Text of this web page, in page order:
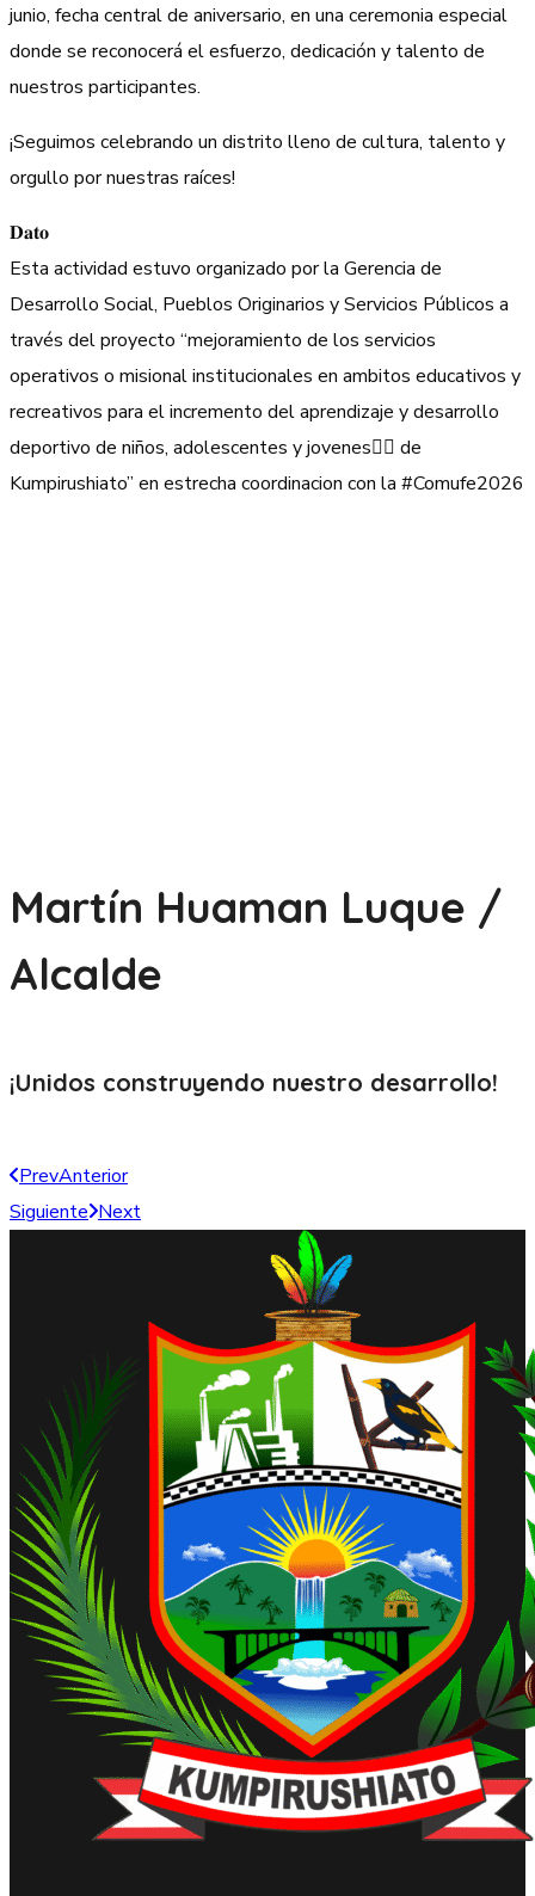
junio, fecha central de aniversario, en una ceremonia especial
donde se reconocerá el esfuerzo, dedicación y talento de
nuestros participantes.
¡Seguimos celebrando un distrito lleno de cultura, talento y
orgullo por nuestras raíces!
𝐃𝐚𝐭𝐨
Esta actividad estuvo organizado por la Gerencia de
Desarrollo Social, Pueblos Originarios y Servicios Públicos a
través del proyecto “mejoramiento de los servicios
operativos o misional institucionales en ambitos educativos y
recreativos para el incremento del aprendizaje y desarrollo
deportivo de niños, adolescentes y jovenes🚶‍♂️ de
Kumpirushiato” en estrecha coordinacion con la #Comufe2026
Martín Huaman Luque /
Alcalde
¡Unidos construyendo nuestro desarrollo!
PrevAnterior
Siguiente Next